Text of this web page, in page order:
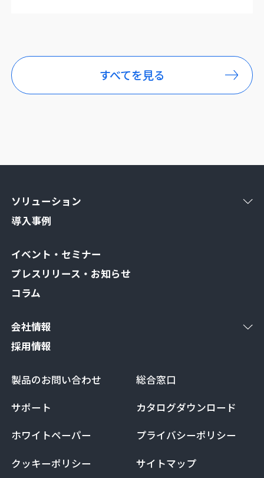
すべてを見る
ソリューション
導入事例
イベント・セミナー
プレスリリース・お知らせ
コラム
会社情報
採用情報
製品のお問い合わせ
総合窓口
サポート
カタログダウンロード
ホワイトペーパー
プライバシーポリシー
クッキーポリシー
サイトマップ